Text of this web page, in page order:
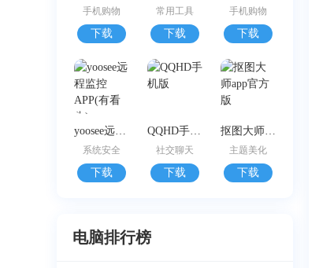
手机购物
下载
常用工具
下载
手机购物
下载
yoosee远程监控APP(有看头)
系统安全
下载
QQHD手机版
社交聊天
下载
抠图大师app官方版
主题美化
下载
电脑排行榜